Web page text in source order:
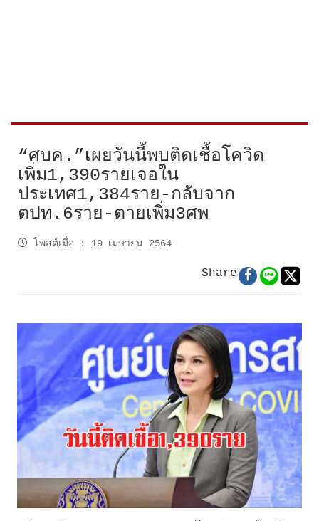
“ศบค.”เผยวันนี้พบติดเชื้อโควิด
เพิ่ม1,390รายเจอใน
ประเทศ1,384ราย-กลับจาก
ตปท.6ราย-ตายเพิ่ม3ศพ
โพสต์เมื่อ : 19 เมษายน 2564
Share